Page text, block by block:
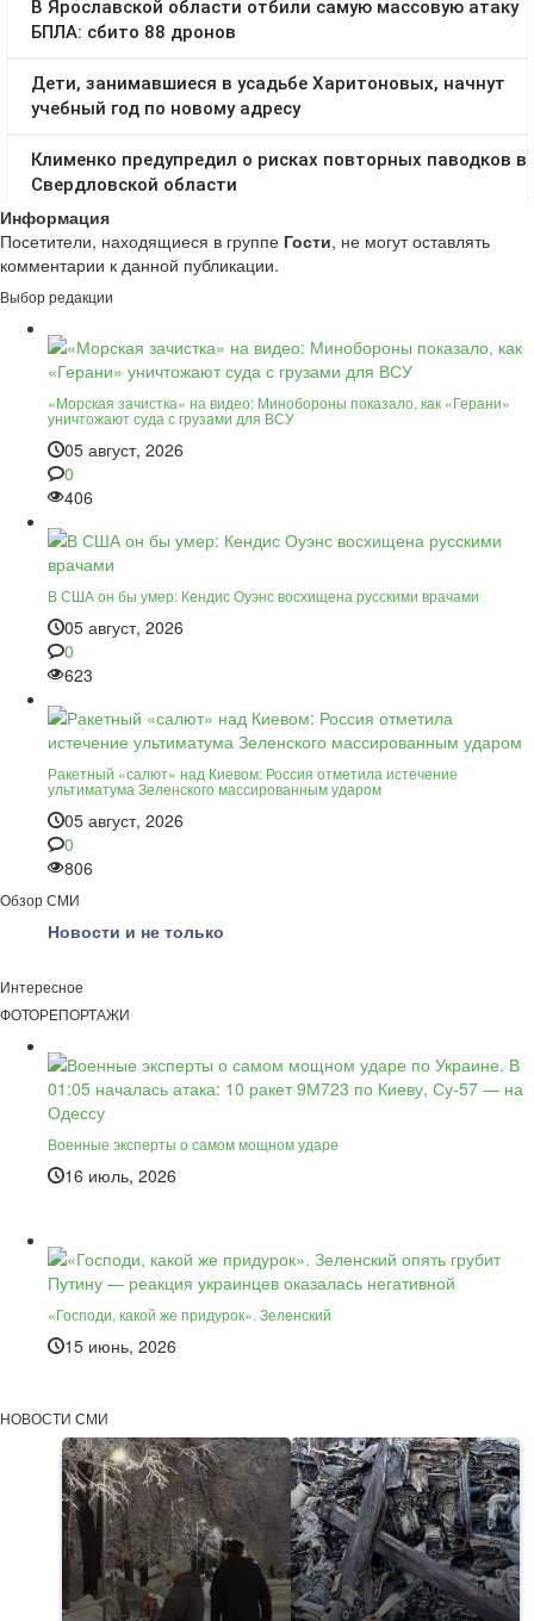
Информация
Посетители, находящиеся в группе Гости, не могут оставлять
комментарии к данной публикации.
Выбор редакции
«Морская зачистка» на видео: Минобороны показало, как «Герани»
уничтожают суда с грузами для ВСУ
05 август, 2026
0
406
В США он бы умер: Кендис Оуэнс восхищена русскими врачами
05 август, 2026
0
623
Ракетный «салют» над Киевом: Россия отметила истечение
ультиматума Зеленского массированным ударом
05 август, 2026
0
806
Обзор СМИ
Новости и не только
Интересное
ФОТОРЕПОРТАЖИ
Военные эксперты о самом мощном ударе
16 июль, 2026
«Господи, какой же придурок». Зеленский
15 июнь, 2026
НОВОСТИ СМИ